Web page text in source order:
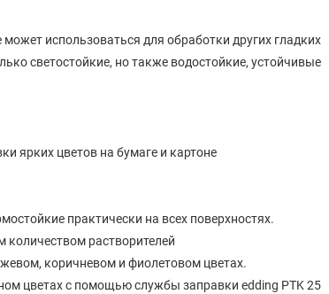
использоваться для обработки других гладких
светостойкие, но также водостойкие, устойчивые
ярких цветов на бумаге и картоне
практически на всех поверхностях.
растворителей
коричневом и фиолетовом цветах.
цветах с помощью службы заправки edding PTK 25